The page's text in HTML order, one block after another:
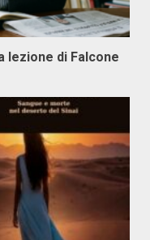
lezione di Falcone